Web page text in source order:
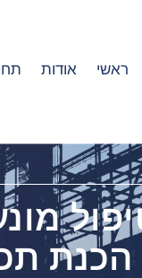
ראשי אודות